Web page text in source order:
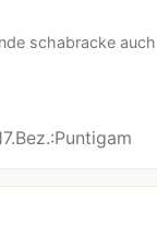
schabracke auch